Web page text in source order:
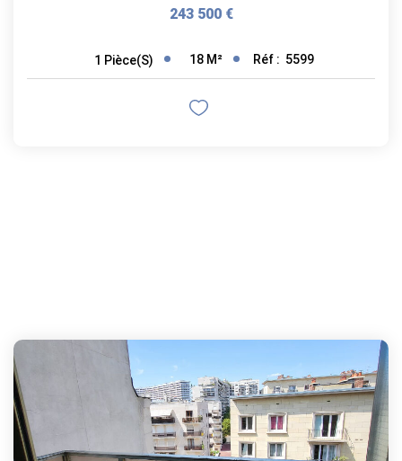
243 500 €
1 Pièce(s) 18 M² Réf : 5599